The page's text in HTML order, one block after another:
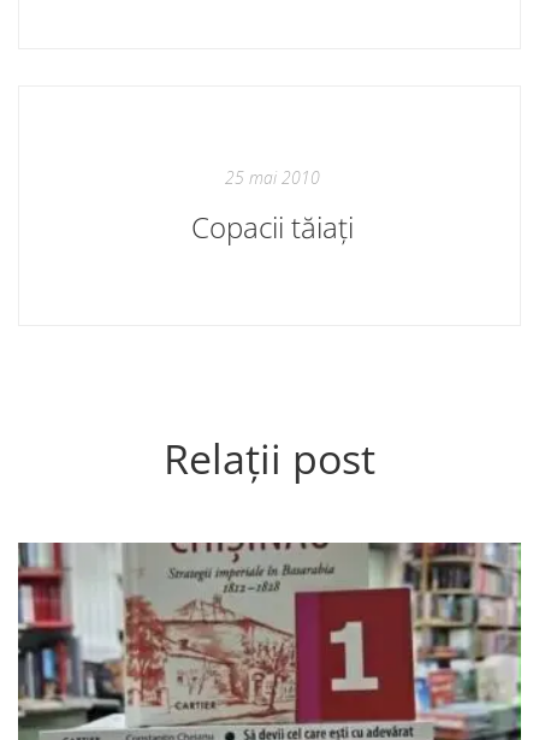
25 mai 2010
Copacii tăiați
Relații post